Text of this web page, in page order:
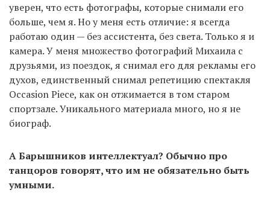
уверен, что есть фотографы, которые снимали его
больше, чем я. Но у меня есть отличие: я всегда
работаю один — без ассистента, без света. Только я и
камера. У меня множество фотографий Михаила с
друзьями, из поездок, я снимал его для рекламы его
духов, единственный снимал репетицию спектакля
Occasion Piece, как он отжимается в том старом
спортзале. Уникального материала много, но я не
биограф.
А Барышников интеллектуал? Обычно про
танцоров говорят, что им не обязательно быть
умными.